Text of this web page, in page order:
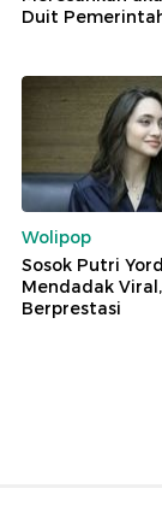
Duit
Wolipop
Sosok Putri
Mendadak
Berprestasi